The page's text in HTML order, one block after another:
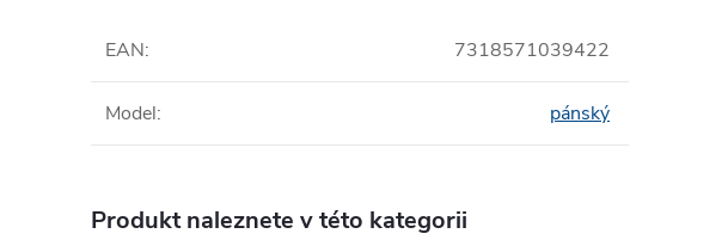
EAN: 7318571039422
Model: pánský
Produkt naleznete v této kategorii